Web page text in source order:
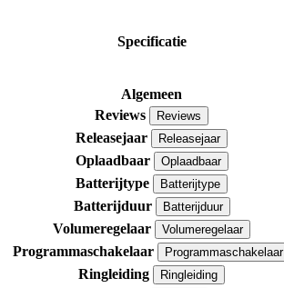
Specificatie
Algemeen
Reviews
Reviews
Releasejaar Releasejaar
Oplaadbaar
Oplaadbaar
Batterijtype Batterijtype
Batterijduur
Batterijduur
Volumeregelaar
Volumeregelaar
Programmaschakelaar Programmaschakelaar
Ringleiding Ringleiding